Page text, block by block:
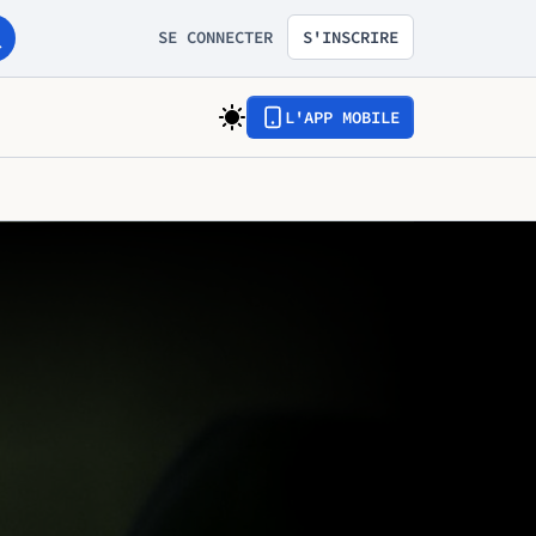
SE CONNECTER S'INSCRIRE
L'APP MOBILE